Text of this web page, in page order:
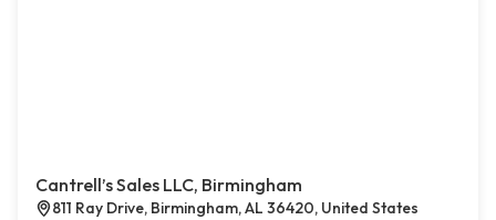
Cantrell’s Sales LLC, Birmingham
811 Ray Drive, Birmingham, AL 36420, United States